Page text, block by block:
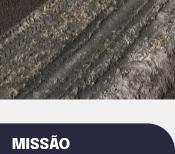
MISSÃO